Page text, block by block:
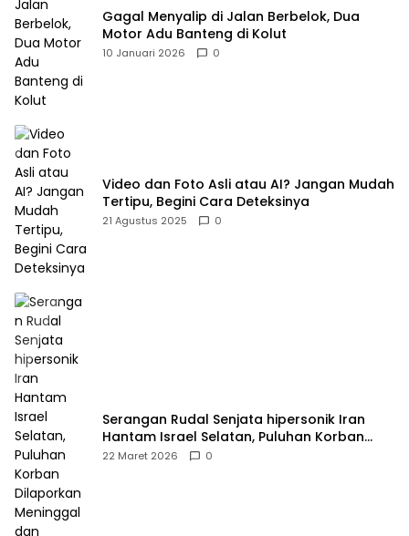
Gagal Menyalip di Jalan Berbelok, Dua
Motor Adu Banteng di Kolut
10 Januari 2026 0
Video dan Foto Asli atau AI? Jangan Mudah
Tertipu, Begini Cara Deteksinya
21 Agustus 2025 0
Serangan Rudal Senjata hipersonik Iran
Hantam Israel Selatan, Puluhan Korban
Dilaporkan Meninggal dan Ratusan Terluka
22 Maret 2026 0